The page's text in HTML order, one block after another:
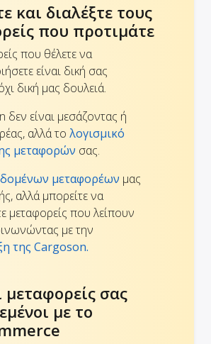
και διαλέξτε τους
που προτιμάτε
που θέλετε να
είναι δική σας
δική μας δουλειά.
δεν είναι μεσάζοντας ή
αλλά το λογισμικό
μεταφορών σας.
μεταφορέων μας
αλλά μπορείτε να
μεταφορείς που λείπουν
με την
της Cargoson.
μεταφορείς σας
με το